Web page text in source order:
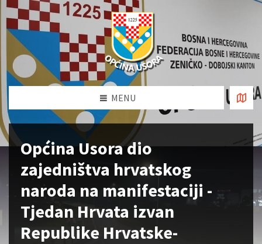
MENU
Općina Usora dio
zajedništva hrvatskog
naroda na manifestaciji -
Tjedan Hrvata izvan
Republike Hrvatske-